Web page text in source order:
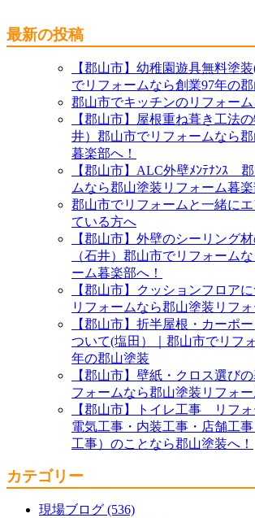
最新の投稿
【郡山市】幼稚園遊具無料塗
でリフォームなら創業97年の
郡山市でキッチンのリフォー
【郡山市】屋根重ね葺き工法
井）郡山市でリフォームなら
暮楽部へ！
【郡山市】ALC外壁ﾒﾝﾃﾅﾝｽ
ムなら郡山塗装リフォーム暮楽
郡山市でリフォームと一緒に
ている方へ
【郡山市】外壁のシーリング
（石井）郡山市でリフォーム
ーム暮楽部へ！
【郡山市】クッションフロア
リフォームなら郡山塗装リフォ
【郡山市】折半屋根・カーポ
ついて(塩田）｜郡山市でリフ
年の郡山塗装
【郡山市】壁紙・クロス選び
フォームなら郡山塗装リフォー
【郡山市】トイレ工事 リフォ
電気工事・内装工事・店舗工
工事）のことなら郡山塗装へ！
カテゴリー
現場ブログ (536)